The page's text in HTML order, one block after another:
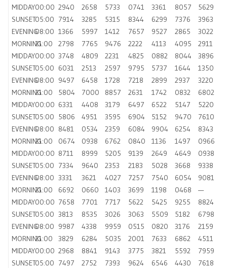
MIDDAY00:00 2940 2658 5733 0741 3361 8057
5629
SUNSET05:00 7914 3285 5315 8344 6299 7376
3963
EVENING08:00 1366 5997 1412 7657 9527 2865
3022
MORNING21:00 2798 7765 9476 2222 4113 4095
2911
MIDDAY00:00 3748 4809 2231 4825 0882 8044
3896
SUNSET05:00 6031 2513 2597 9795 5737 1644
1350
EVENING08:00 9497 6458 1728 7218 2899 2937
3220
MORNING21:00 5804 7000 8857 2631 1742 0832
6802
MIDDAY00:00 6331 4408 3179 6497 6522 5147
5220
SUNSET05:00 5806 4951 3595 6904 5152 9470
7610
EVENING08:00 8481 0534 2359 6084 9904 6254
8343
MORNING21:00 0674 0938 6762 0840 1136 1497
0966
MIDDAY00:00 8711 8999 5205 9139 2649 4649
0938
SUNSET05:00 7334 9640 2353 2183 5028 3668
9338
EVENING08:00 3331 3621 4027 7257 7540 6054
9081
MORNING21:00 6692 0660 1403 3699 1198 0468
—
MIDDAY00:00 7658 7701 7717 5622 5425 9255
8824
SUNSET05:00 3813 8535 3026 3063 5509 5182
6798
EVENING08:00 9987 4338 9959 0515 0820 3176
2159
MORNING21:00 3829 6284 5035 2001 7633 6862
4511
MIDDAY00:00 2968 8841 9143 3775 3821 5592
7959
SUNSET05:00 7497 2752 7393 9624 6546 4430
7618